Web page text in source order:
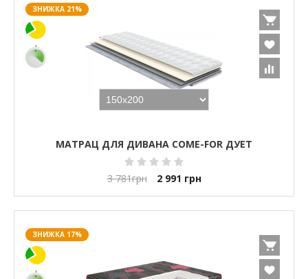
ЗНИЖКА 21%
МАТРАЦ ДЛЯ ДИВАНА COME-FOR ДУЕТ
3 781грн 2 991 грн
ЗНИЖКА 17%